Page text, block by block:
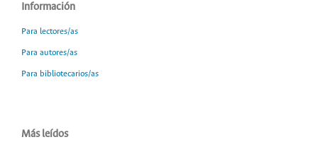
Información
Para lectores/as
Para autores/as
Para bibliotecarios/as
Más leídos